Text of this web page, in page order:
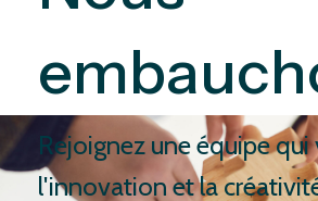
Rejoignez une équipe qui
l'innovation et la